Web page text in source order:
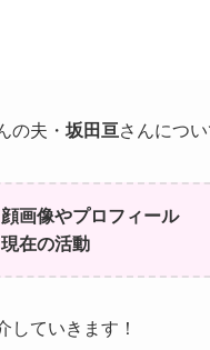
の夫・ 坂田亘さんにつ
顔画像やプロフィール
現在の活動
していきます！